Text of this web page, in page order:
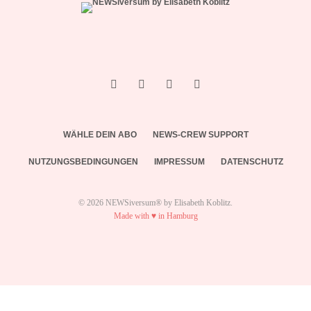
WÄHLE DEIN ABO NEWS-CREW SUPPORT
NUTZUNGSBEDINGUNGEN IMPRESSUM DATENSCHUTZ
© 2026 NEWSiversum® by Elisabeth Koblitz.
Made with ♥ in Hamburg